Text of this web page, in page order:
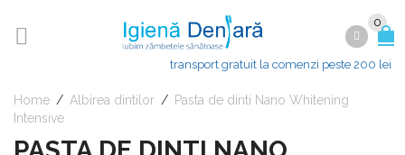
0
transport gratuit la comenzi peste 200 lei
Home / Albirea dintilor / Pasta de dinti Nano Whitening
Intensive